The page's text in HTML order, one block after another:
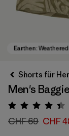
Shorts für
Men's
CHF 69 CHF